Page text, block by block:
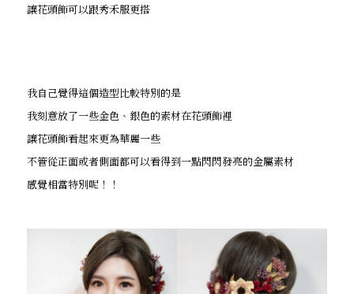
讓花頭飾可以跟秀禾服更搭
我自己覺得這個造型比較特別的是
我刻意放了一些金色、銀色的素材在花頭飾裡
讓花頭飾看起來更為華麗一些
不管從正面或者側面都可以看得到一點閃閃發亮的金屬素材
感覺相當特別呢！！